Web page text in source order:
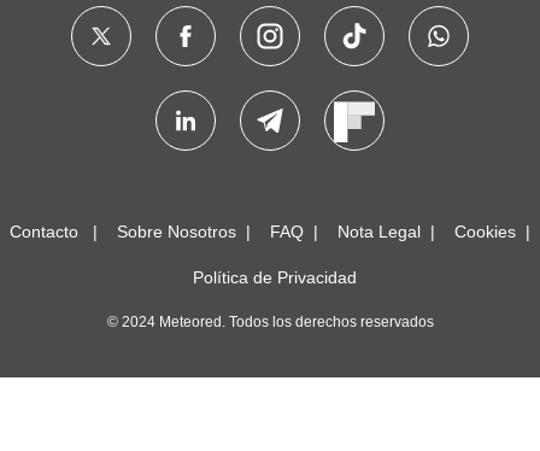
Contacto Sobre Nosotros FAQ Nota Legal Cookies
Política de Privacidad
© 2024 Meteored. Todos los derechos reservados